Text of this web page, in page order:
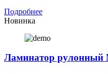
Подробнее
Новинка
Ламинатор рулонный